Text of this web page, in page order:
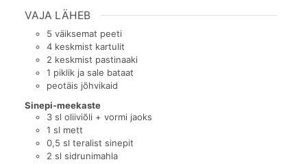
VAJA LÄHEB
5 väiksemat peeti
4 keskmist kartulit
2 keskmist pastinaaki
1 piklik ja sale bataat
peotäis jõhvikaid
Sinepi-meekaste
3 sl oliiviõli + vormi jaoks
1 sl mett
0,5 sl teralist sinepit
2 sl sidrunimahla